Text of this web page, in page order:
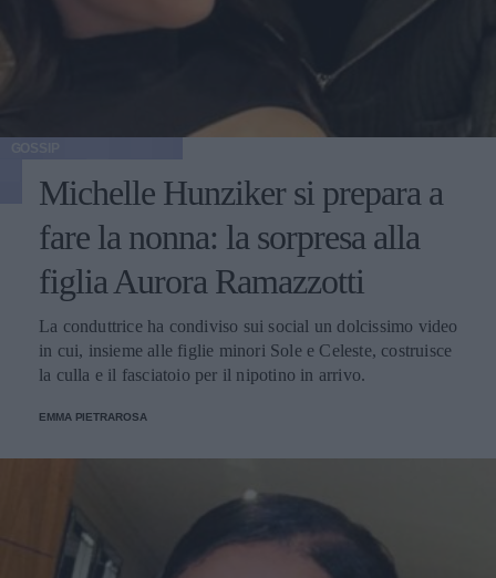
Michelle Hunziker si prepara a
fare la nonna: la sorpresa alla
figlia Aurora Ramazzotti
La conduttrice ha condiviso sui social un dolcissimo video
in cui, insieme alle figlie minori Sole e Celeste, costruisce
la culla e il fasciatoio per il nipotino in arrivo.
EMMA PIETRAROSA